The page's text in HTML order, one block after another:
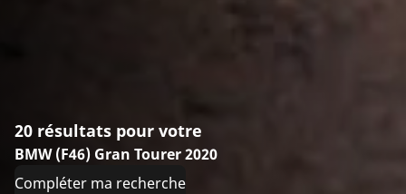
20 résultats pour votre
BMW (F46) Gran Tourer 2020
Compléter ma recherche